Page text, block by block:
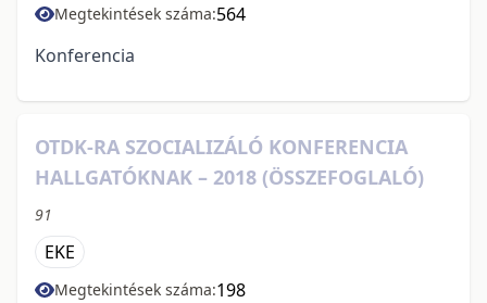
Megtekintések száma:564
Konferencia
OTDK-RA SZOCIALIZÁLÓ KONFERENCIA
HALLGATÓKNAK – 2018 (ÖSSZEFOGLALÓ)
91
EKE
Megtekintések száma:198